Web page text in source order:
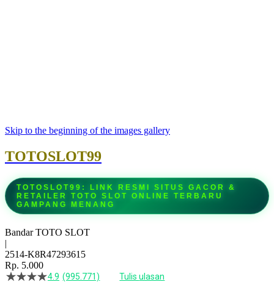
Skip to the beginning of the images gallery
TOTOSLOT99
TOTOSLOT99: LINK RESMI SITUS GACOR &
RETAILER TOTO SLOT ONLINE TERBARU
GAMPANG MENANG
Bandar TOTO SLOT
|
2514-K8R47293615
Rp. 5.000
4.5
4.9 (995.771) Tulis ulasan